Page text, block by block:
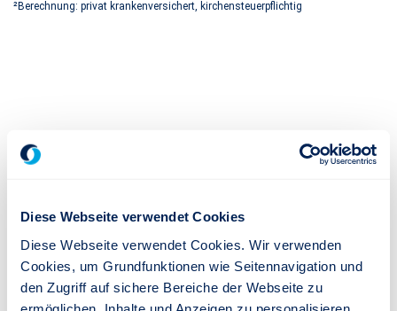
Diese Webseite verwendet Cookies
Diese Webseite verwendet Cookies. Wir verwenden
Cookies, um Grundfunktionen wie Seitennavigation und
den Zugriff auf sichere Bereiche der Webseite zu
²Berechnung: privat krankenversichert, kirchensteuerpflichtig
Der Steuervorteil und die Förderquote.
versteuerndes Einkommen im Jahr 2026: 70.000 Euro,
Durch die staatliche Förderung der BasisRente haben Sie